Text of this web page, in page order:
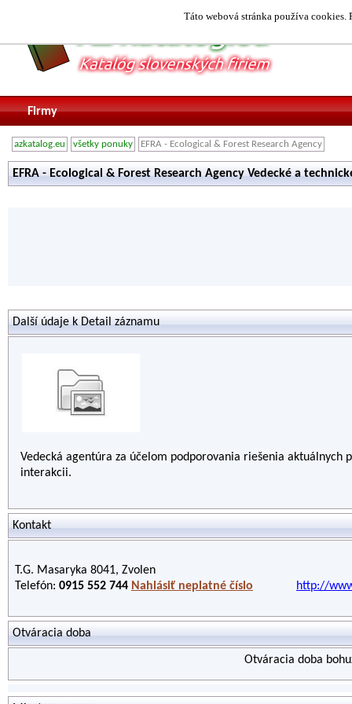
Táto webová stránka používa
Firmy
azkatalog.eu všetky ponuky EFRA - Ecological & Forest Research Agency
EFRA - Ecological & Forest Research Agency Vedecké a
Další údaje k Detail záznamu
Vedecká agentúra za účelom podporovania riešenia aktuálnych
interakcii.
Kontakt
T.G. Masaryka 8041, Zvolen
Telefón: 0915 552 744 Nahlásiť neplatné číslo http://
Otváracia doba
Otváracia doba